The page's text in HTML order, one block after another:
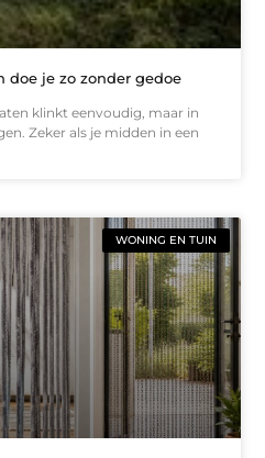
doe je zo zonder gedoe
klinkt eenvoudig, maar in
Zeker als je midden in een
WONING EN TUIN